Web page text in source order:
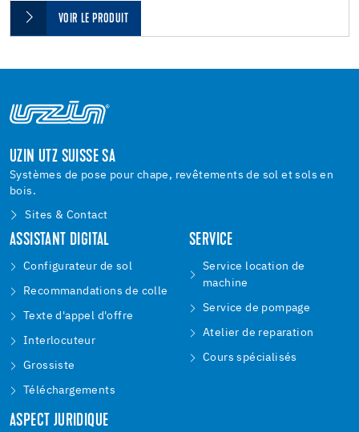
VOIR LE PRODUIT
UZIN UTZ SUISSE SA
Systèmes de pose pour chape, revêtements de sol et sols en
bois.
Sites & Contact
ASSISTANT DIGITAL
Configurateur de sol
Recommandations de colle
Texte d'appel d'offre
Interlocuteur
Grossiste
Téléchargements
SERVICE
Service location de
machine
Service de pompage
Atelier de reparation
Cours spécialisés
ASPECT JURIDIQUE